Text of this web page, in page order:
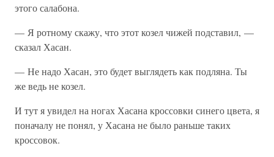
этого салабона.
— Я ротному скажу, что этот козел чижей подставил, —
сказал Хасан.
— Не надо Хасан, это будет выглядеть как подляна. Ты
же ведь не козел.
И тут я увидел на ногах Хасана кроссовки синего цвета, я
поначалу не понял, у Хасана не было раньше таких
кроссовок.